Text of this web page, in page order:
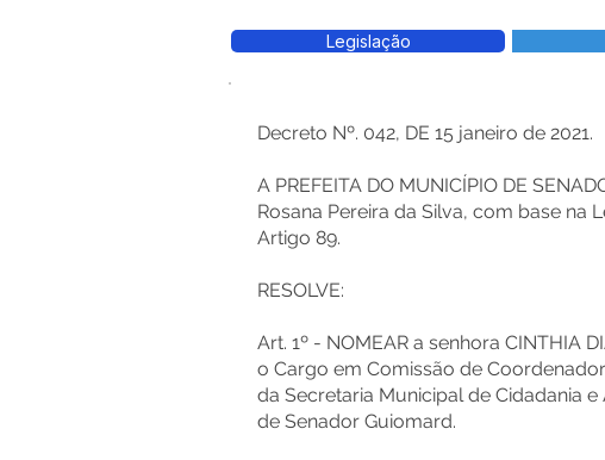
Legislação
Decreto Nº. 042, DE 15 janeiro de 2021.
A PREFEITA DO MUNICÍPIO DE
Rosana Pereira da Silva, com base na
Artigo 89.
RESOLVE:
Art. 1º - NOMEAR a senhora CINTHIA
o Cargo em Comissão de
da Secretaria Municipal de Cidadania
de Senador Guiomard.